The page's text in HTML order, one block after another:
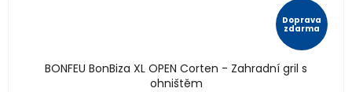
Doprava
zdarma
BONFEU BonBiza XL OPEN Corten - Zahradní gril s
ohništěm